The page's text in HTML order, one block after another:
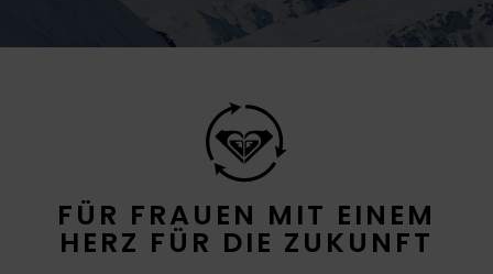
FÜR FRAUEN MIT EINEM
HERZ FÜR DIE ZUKUNFT